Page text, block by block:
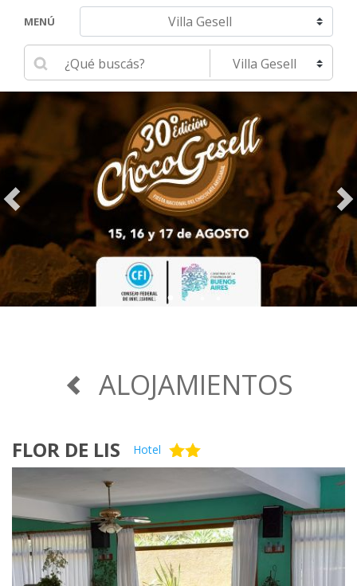
MENÚ Navegar hacia otra localidad
Ingrese su búsqueda Seleccione una localidad
ALOJAMIENTOS
FLOR DE LIS Hotel